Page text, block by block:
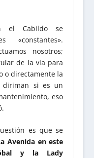
el Cabildo se
«constantes».
nosotros;
de la vía para
o directamente la
diriman si es un
eso
es que se
Avenida en este
y la Lady